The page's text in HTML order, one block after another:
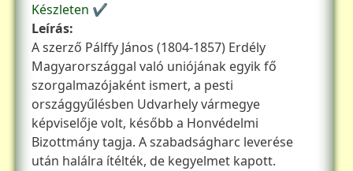
Készleten ✔
Leírás
A szerző Pálffy János (1804-1857) Erdély
Magyarországgal való uniójának egyik fő
szorgalmazójaként ismert, a pesti
országgyűlésben Udvarhely vármegye
képviselője volt, később a Honvédelmi
Bizottmány tagja. A szabadságharc leverése
után halálra ítélték, de kegyelmet kapott.